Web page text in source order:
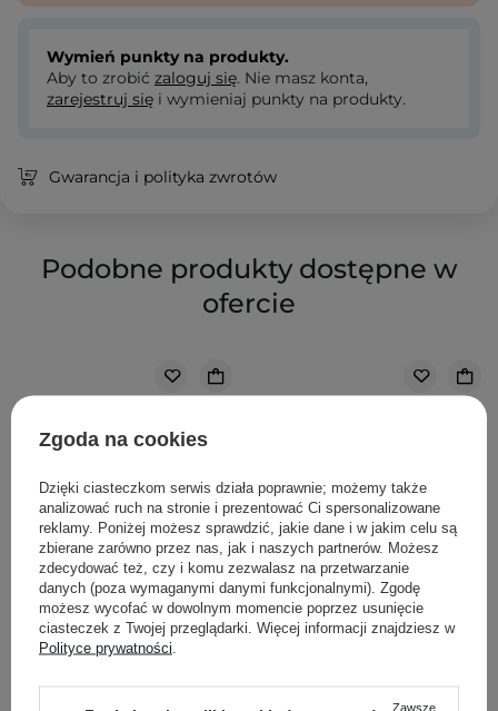
Wymień punkty na produkty.
Aby to zrobić zaloguj się. Nie masz konta,
zarejestruj się i wymieniaj punkty na produkty.
Gwarancja i polityka zwrotów
Podobne produkty dostępne w
ofercie
Zgoda na cookies
Dzięki ciasteczkom serwis działa poprawnie; możemy także
analizować ruch na stronie i prezentować Ci spersonalizowane
reklamy. Poniżej możesz sprawdzić, jakie dane i w jakim celu są
zbierane zarówno przez nas, jak i naszych partnerów. Możesz
zdecydować też, czy i komu zezwalasz na przetwarzanie
danych (poza wymaganymi danymi funkcjonalnymi). Zgodę
możesz wycofać w dowolnym momencie poprzez usunięcie
ciasteczek z Twojej przeglądarki. Więcej informacji znajdziesz w
Polityce prywatności
Zawsze